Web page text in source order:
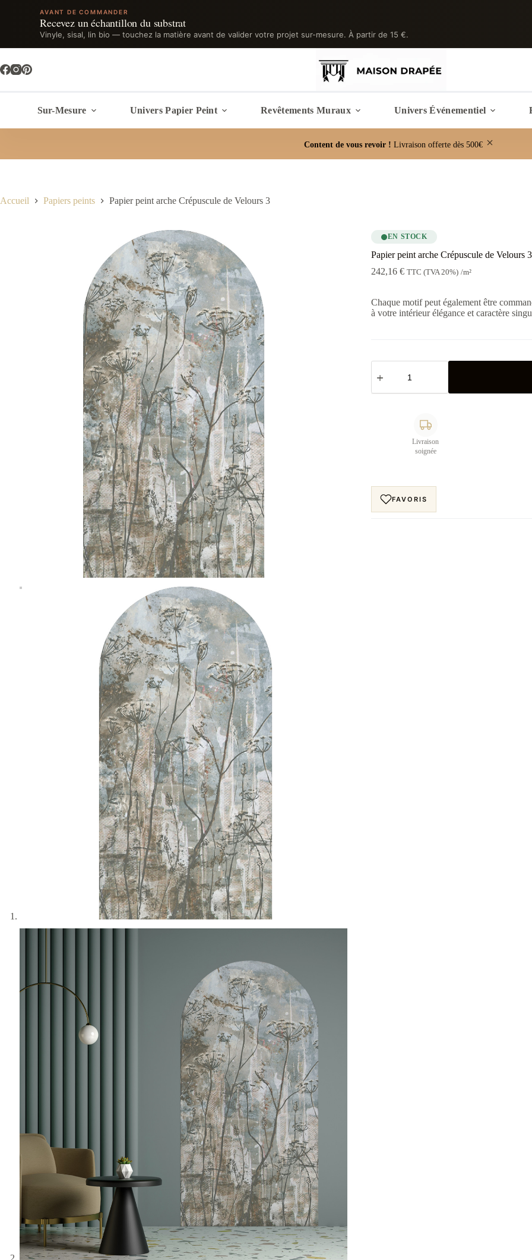
AVANT DE COMMANDER
Recevez un échantillon du substrat
Vinyle, sisal, lin bio — touchez la matière avant de valider votre projet sur-mesure. À partir de 15 €.
au
contenu
Sur-Mesure Univers Papier Peint Revêtements Muraux Univers Événementiel
Content de vous revoir ! Livraison offerte dès 500€
Accueil Papiers peints Papier peint arche Crépuscule de Velours 3
EN STOCK
Papier peint arche Crépuscule de Velours 3
242,16 € TTC (TVA 20%) /m²
Chaque motif peut également être
à votre intérieur élégance et caractère
quantité
Papier
peint
Livraison
soignée
FAVORIS